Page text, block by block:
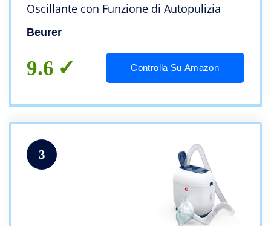
Oscillante con Funzione di Autopulizia
Beurer
9.6 Controlla Su Amazon
3